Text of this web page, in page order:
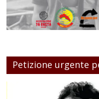
Petizione urgente